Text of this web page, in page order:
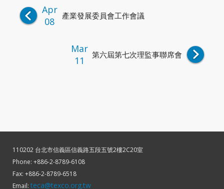
Apr
08
產業發展委員會工作會議
Mar
11
第六屆第七次理監事聯席會
110202 台北市信義區信義路五段五號2樓2C20室
Phone: +886-2-8789-6108
Fax: +886-2-8789-6518
Email: teca@texco.org.tw